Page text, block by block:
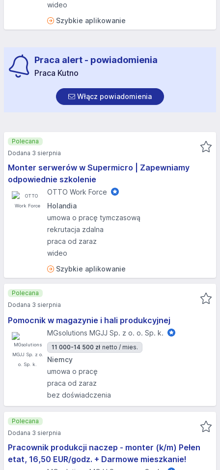
wideo
Szybkie aplikowanie
Praca alert - powiadomienia
Praca Kutno
Włącz powiadomienia
Monter serwerów w Supermicro | Zapewniamy
odpowiednie szkolenie
OTTO Work Force
Holandia
umowa o pracę tymczasową
rekrutacja zdalna
praca od zaraz
wideo
Szybkie aplikowanie
Polecana
Dodana 3 sierpnia
Pomocnik w magazynie i hali produkcyjnej
MGsolutions MGJJ Sp. z o. o. Sp. k.
11 000-14 500 zł netto / mies.
Niemcy
umowa o pracę
praca od zaraz
bez doświadczenia
Polecana
Dodana 3 sierpnia
Pracownik produkcji naczep - monter (k/m) Pełen
etat, 16,50 EUR/godz. + Darmowe mieszkanie!
Polecana
Dodana 3 sierpnia